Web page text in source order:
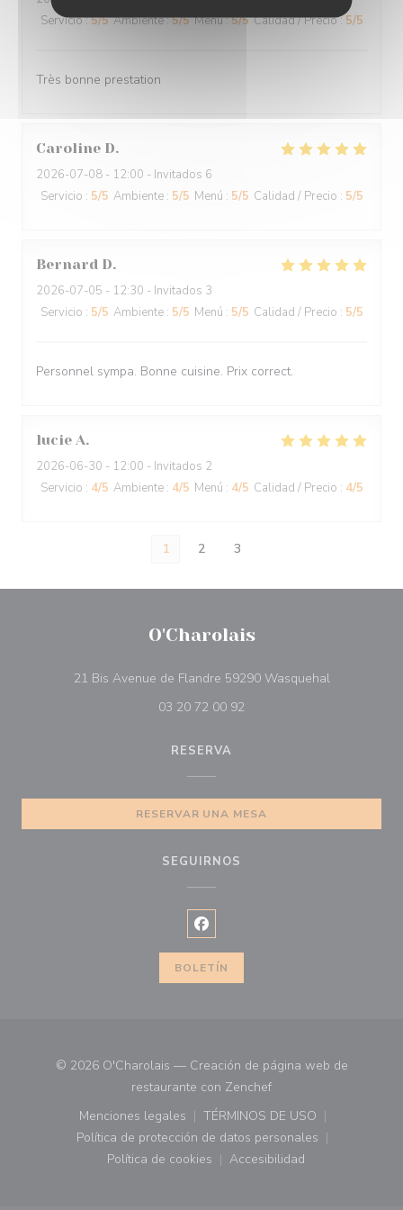
Servicio:5/5 Ambiente:5/5 Menú:5/5 Calidad / Precio: 5/5
Très bonne prestation
Caroline D
2026-07-08 - 12:00 - Invitados 6
Servicio : 5/5 Ambiente : 5/5 Menú : 5/5 Calidad / Precio : 5/5
Bernard D
2026-07-05 - 12:30 - Invitados 3
Servicio : 5/5 Ambiente : 5/5 Menú : 5/5 Calidad / Precio : 5/5
Personnel sympa. Bonne cuisine. Prix correct.
lucie A
2026-06-30 - 12:00 - Invitados 2
Servicio : 4/5 Ambiente : 4/5 Menú : 4/5 Calidad / Precio : 4/5
1 2 3
O'Charolais
21 Bis Avenue de Flandre 59290 Wasquehal((abre en
03 20 72 00 92
RESERVA
RESERVAR UNA MESA
SEGUIRNOS
Facebook ((abre en una nueva
BOLETÍN
© 2026 O'Charolais — Creación de página web de
restaurante con Zenchef((abre en una nueva
Menciones legales
((abre en una nueva ventana))
TÉRMINOS DE USO
((abre en una nueva
Política de protección de datos personales
((abre en una nueva ventana))
Política de cookies
((abre en una nueva ventana))
Accesibilidad
((abre en una nueva